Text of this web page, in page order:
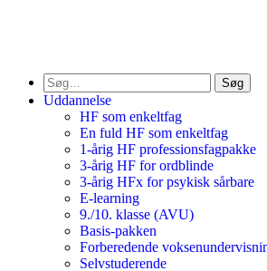
Søg
Uddannelse
HF som enkeltfag
En fuld HF som enkeltfag
1-årig HF professionsfagpakke
3-årig HF for ordblinde
3-årig HFx for psykisk sårbare
E-learning
9./10. klasse (AVU)
Basis-pakken
Forberedende
Selvstuderende